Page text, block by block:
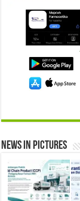
News in Pictures